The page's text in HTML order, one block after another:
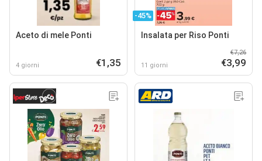
Aceto di mele Ponti
4 giorni €1,35
-45%
Insalata per Riso Ponti
11 giorni
€7,26
€3,99